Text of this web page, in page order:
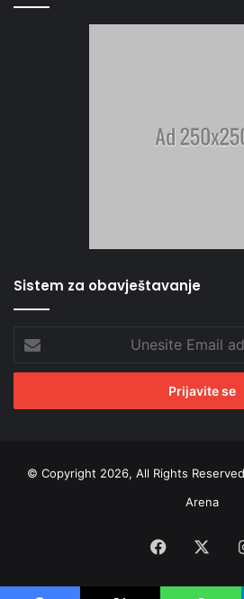
Sistem za obavještavanje
Email
adresu
© Copyright 2026, All Rights
Arena
Facebook